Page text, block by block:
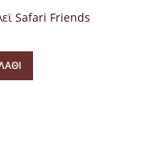
Safari Friends